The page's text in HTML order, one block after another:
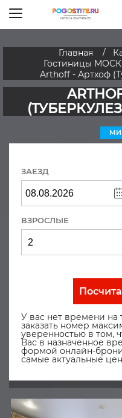
Главная
Гостиницы
Arthoff - Артхоф
ЗАЕЗД
ВЗРОСЛЫЕ
У вас нет времени на
заказать номер
уверенностью в том,
Вас в назначенное
формой онлайн-
самые актуальные